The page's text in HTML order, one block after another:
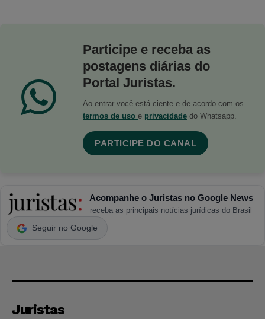
Participe e receba as
postagens diárias do
Portal Juristas.
Ao entrar você está ciente e de acordo com os
termos de uso e privacidade do Whatsapp.
PARTICIPE DO CANAL
Acompanhe o Juristas no Google News
receba as principais notícias jurídicas do Brasil
Seguir no Google
Juristas